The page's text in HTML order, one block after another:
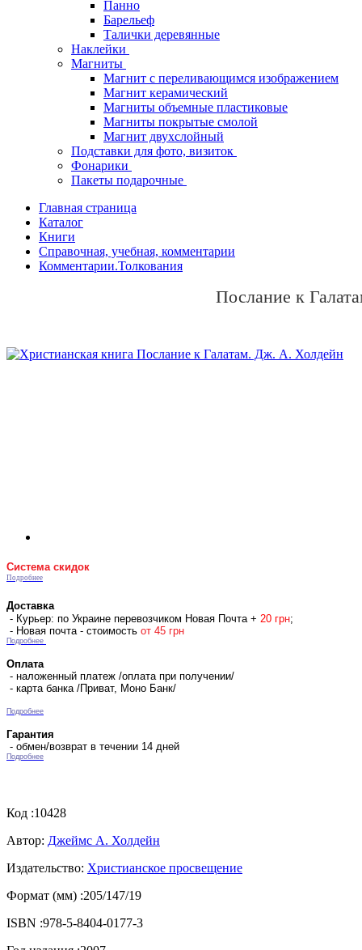
Панно
Барельеф
Талички деревянные
Наклейки
Магниты
Магнит с переливающимся изображением
Магнит керамический
Магниты объемные пластиковые
Магниты покрытые смолой
Магнит двухслойный
Подставки для фото, визиток
Фонарики
Пакеты подарочные
Главная страница
Каталог
Книги
Справочная, учебная, комментарии
Комментарии.Толкования
Послание к
Система скидок
Подробнее
Доставка
- Курьер: по Украине перевозчиком Новая Почта + 20 грн;
- Новая почта - стоимость от 45 грн
Подробнее
Оплата
- наложенный платеж /оплата при получении/
- карта банка /Приват, Моно Банк/
Подробнее
Гарантия
- обмен/возврат в течении 14 дней
Подробнее
Код :10428
Автор: Джеймс А. Холдейн
Издательство: Христианское просвещение
Формат (мм) :205/147/19
ISBN :978-5-8404-0177-3